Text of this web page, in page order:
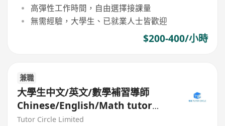
高彈性工作時間，自由選擇接課量
無需經驗，大學生、已就業人士皆歡迎
$200-400/小時
兼職
大學生中文/英文/數學補習導師
Chinese/English/Math tutor
(Part Time/Freelancer)
Tutor Circle Limited